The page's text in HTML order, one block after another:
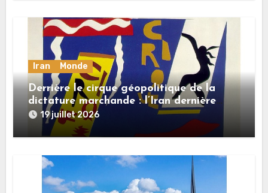
Iran Monde
Derrière le cirque géopolitique de la
dictature marchande : l’Iran dernière
dupe en date
19 juillet 2026